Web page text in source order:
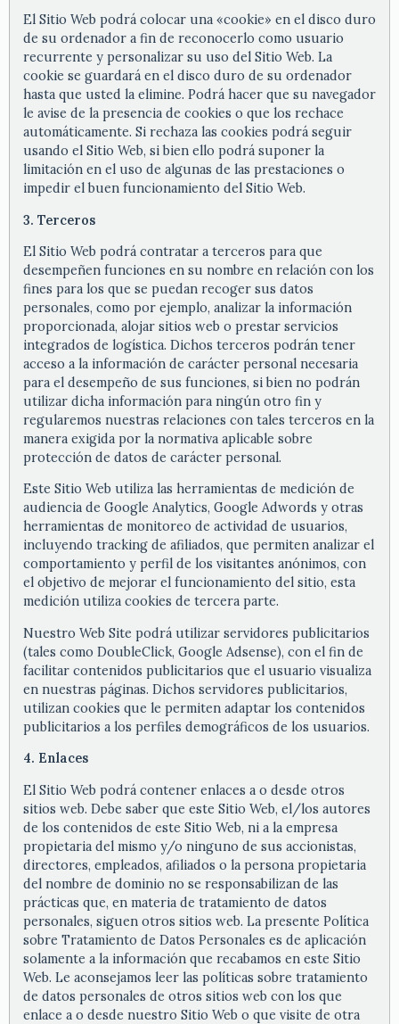
El Sitio Web podrá colocar una «cookie» en el disco duro
de su ordenador a fin de reconocerlo como usuario
recurrente y personalizar su uso del Sitio Web. La
cookie se guardará en el disco duro de su ordenador
hasta que usted la elimine. Podrá hacer que su navegador
le avise de la presencia de cookies o que los rechace
automáticamente. Si rechaza las cookies podrá seguir
usando el Sitio Web, si bien ello podrá suponer la
limitación en el uso de algunas de las prestaciones o
impedir el buen funcionamiento del Sitio Web.
3. Terceros
El Sitio Web podrá contratar a terceros para que
desempeñen funciones en su nombre en relación con los
fines para los que se puedan recoger sus datos
personales, como por ejemplo, analizar la información
proporcionada, alojar sitios web o prestar servicios
integrados de logística. Dichos terceros podrán tener
acceso a la información de carácter personal necesaria
para el desempeño de sus funciones, si bien no podrán
utilizar dicha información para ningún otro fin y
regularemos nuestras relaciones con tales terceros en la
manera exigida por la normativa aplicable sobre
protección de datos de carácter personal.
Este Sitio Web utiliza las herramientas de medición de
audiencia de Google Analytics, Google Adwords y otras
herramientas de monitoreo de actividad de usuarios,
incluyendo tracking de afiliados, que permiten analizar el
comportamiento y perfil de los visitantes anónimos, con
el objetivo de mejorar el funcionamiento del sitio, esta
medición utiliza cookies de tercera parte.
Nuestro Web Site podrá utilizar servidores publicitarios
(tales como DoubleClick, Google Adsense), con el fin de
facilitar contenidos publicitarios que el usuario visualiza
en nuestras páginas. Dichos servidores publicitarios,
utilizan cookies que le permiten adaptar los contenidos
publicitarios a los perfiles demográficos de los usuarios.
4. Enlaces
El Sitio Web podrá contener enlaces a o desde otros
sitios web. Debe saber que este Sitio Web, el/los autores
de los contenidos de este Sitio Web, ni a la empresa
propietaria del mismo y/o ninguno de sus accionistas,
directores, empleados, afiliados o la persona propietaria
del nombre de dominio no se responsabilizan de las
prácticas que, en materia de tratamiento de datos
personales, siguen otros sitios web. La presente Política
sobre Tratamiento de Datos Personales es de aplicación
solamente a la información que recabamos en este Sitio
Web. Le aconsejamos leer las políticas sobre tratamiento
de datos personales de otros sitios web con los que
enlace a o desde nuestro Sitio Web o que visite de otra